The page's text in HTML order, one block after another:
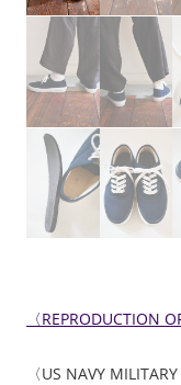
〈REPRODUCTION
〈US NAVY